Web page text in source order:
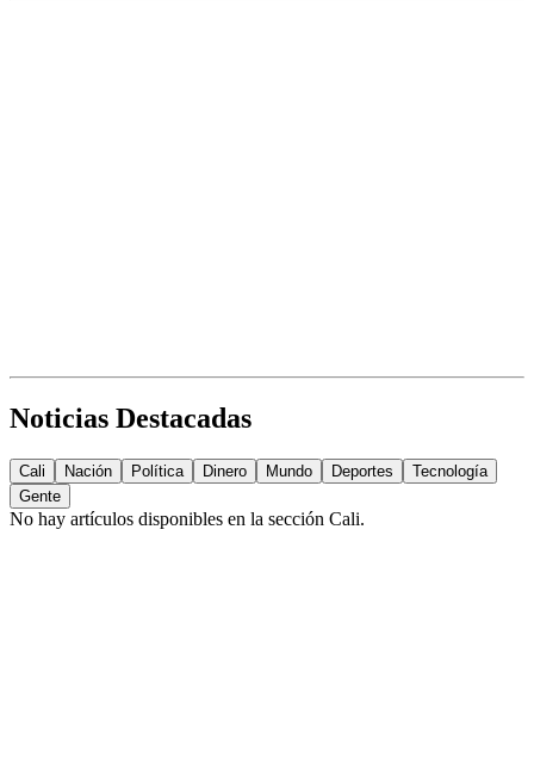
Noticias Destacadas
Cali Nación Política Dinero Mundo Deportes
Tecnología
Gente
No hay artículos disponibles en la sección Cali.